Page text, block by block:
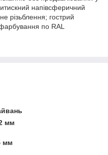
напівсферичний
різьблення; гострий
по RAL
мм
мм